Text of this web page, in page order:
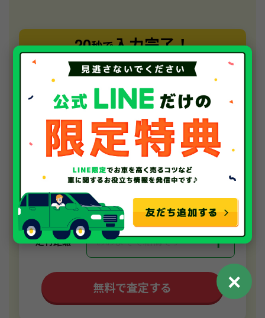
20秒で入力完了！
無料でカンタンWeb査定
ご依頼いただいたお車を丁寧に査定いたします
メーカー メーカーを選択 ＋
車種を選択
年式 おおよそで結構です ＋
走行距離 おおよそで結構です ＋
無料で査定する ✕